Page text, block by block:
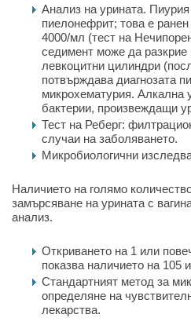
Анализ на урината.
пиелонефрит; това е
4000/мл (тест на
седимент може да
левкоцитни цилиндри
потвърждава диагнозата
микрохематурия. Алкална
бактерии, произвеждащи
Тест на Реберг:
случаи на заболяването.
Микробиологични
Наличието на голямо
замърсяване на урината с
анализ.
Откриването на 1 или
показва наличието на 105
Стандартният метод за
определяне на
лекарства.